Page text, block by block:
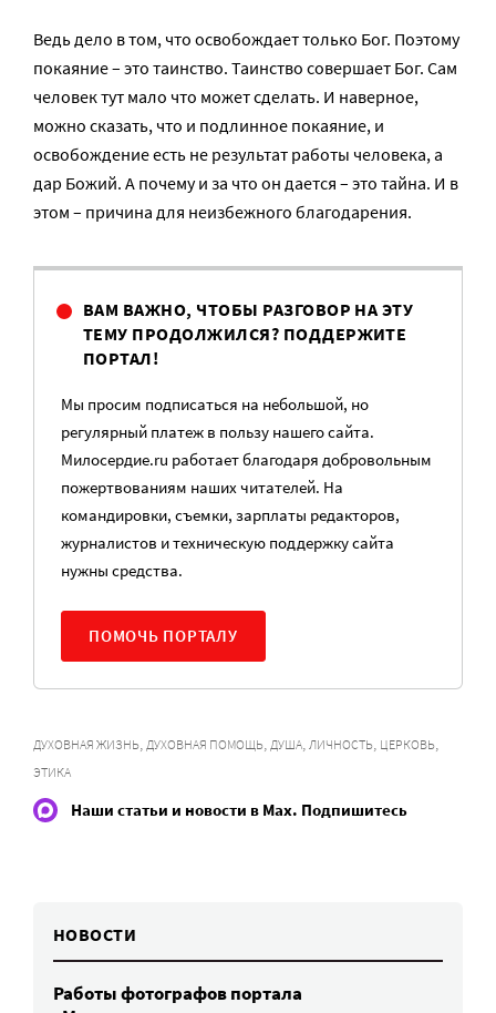
Ведь дело в том, что освобождает только Бог. Поэтому
покаяние – это таинство. Таинство совершает Бог. Сам
человек тут мало что может сделать. И наверное,
можно сказать, что и подлинное покаяние, и
освобождение есть не результат работы человека, а
дар Божий. А почему и за что он дается – это тайна. И в
этом – причина для неизбежного благодарения.
ВАМ ВАЖНО, ЧТОБЫ РАЗГОВОР НА ЭТУ
ТЕМУ ПРОДОЛЖИЛСЯ? ПОДДЕРЖИТЕ
ПОРТАЛ!
Мы просим подписаться на небольшой, но
регулярный платеж в пользу нашего сайта.
Милосердие.ru работает благодаря добровольным
пожертвованиям наших читателей. На
командировки, съемки, зарплаты редакторов,
журналистов и техническую поддержку сайта
нужны средства.
ПОМОЧЬ ПОРТАЛУ
ДУХОВНАЯ ЖИЗНЬ ДУХОВНАЯ ПОМОЩЬ ДУША ЛИЧНОСТЬ ЦЕРКОВЬ
ЭТИКА
Наши статьи и новости в Max. Подпишитесь
НОВОСТИ
Работы фотографов портала